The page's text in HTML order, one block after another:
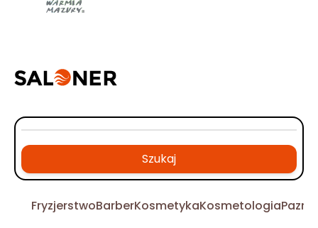
Szukaj
FryzjerstwoBarberKosmetykaKosmetologia